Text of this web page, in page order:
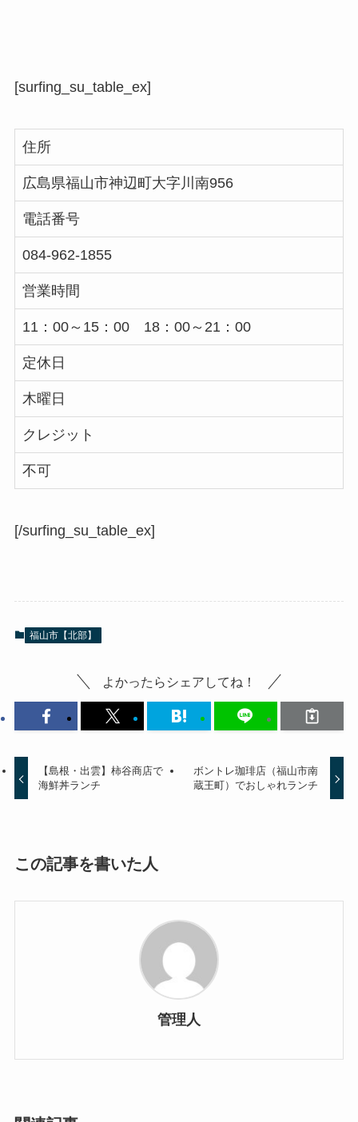
[surfing_su_table_ex]
住所
広島県福山市神辺町大字川南956
電話番号
084-962-1855
営業時間
11：00～15：00 18：00～21：00
定休日
木曜日
クレジット
不可
[/surfing_su_table_ex]
福山市【北部】
よかったらシェアしてね！
【島根・出雲】柿谷商店で
海鮮丼ランチ
ボントレ珈琲店（福山市南
蔵王町）でおしゃれランチ
この記事を書いた人
管理人